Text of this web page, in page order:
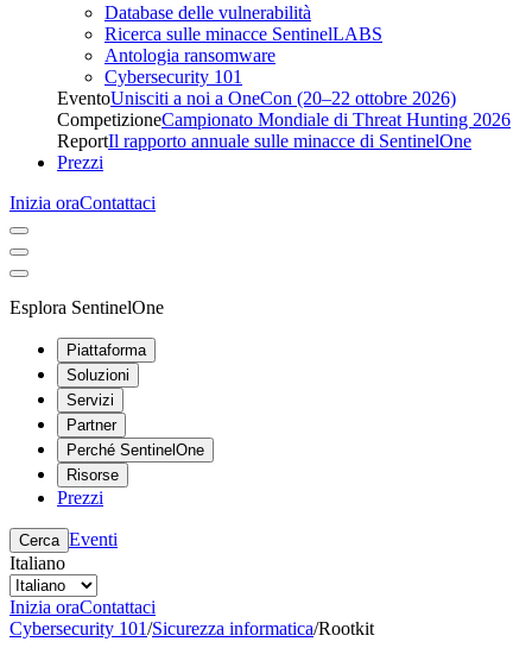
Database delle vulnerabilità
Ricerca sulle minacce SentinelLABS
Antologia ransomware
Cybersecurity 101
EventoUnisciti a noi a OneCon (20–22 ottobre 2026)
CompetizioneCampionato Mondiale di Threat Hunting 2026
ReportIl rapporto annuale sulle minacce di SentinelOne
Prezzi
Inizia oraContattaci
Esplora SentinelOne
Piattaforma
Soluzioni
Servizi
Partner
Perché SentinelOne
Risorse
Prezzi
Cerca Eventi
Italiano
Inizia oraContattaci
Cybersecurity 101/Sicurezza informatica/Rootkit